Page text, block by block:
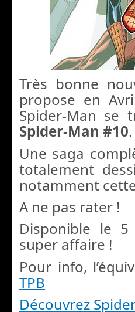
Très bonne
propose en
Spider-Man se
Spider-Man #10.
Une saga
totalement
notamment
A ne pas rater !
Disponible le
super affaire !
Pour info,
TPB
Découvrez